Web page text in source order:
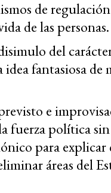
de
de las personas.
del
fantasiosa
e
fuerza política
para explicar
áreas del